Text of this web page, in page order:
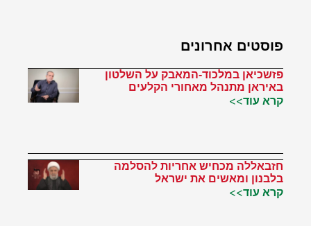
פוסטים אחרונים
פזשכיאן במלכוד-המאבק על השלטון
באיראן מתנהל מאחורי הקלעים
קרא עוד>>
חזבאללה מכחיש אחריות להסלמה
בלבנון ומאשים את ישראל
קרא עוד>>